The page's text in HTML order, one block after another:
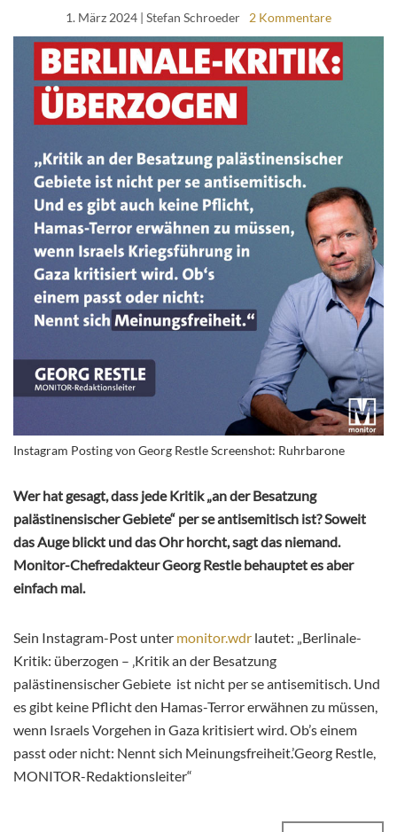
1. März 2024 | Stefan Schroeder 2 Kommentare
Instagram Posting von Georg Restle Screenshot: Ruhrbarone
Wer hat gesagt, dass jede Kritik „an der Besatzung
palästinensischer Gebiete“ per se antisemitisch ist? Soweit
das Auge blickt und das Ohr horcht, sagt das niemand.
Monitor-Chefredakteur Georg Restle behauptet es aber
einfach mal.
Sein Instagram-Post unter monitor.wdr lautet: „Berlinale-
Kritik: überzogen – ‚Kritik an der Besatzung
palästinensischer Gebiete ist nicht per se antisemitisch. Und
es gibt keine Pflicht den Hamas-Terror erwähnen zu müssen,
wenn Israels Vorgehen in Gaza kritisiert wird. Ob’s einem
passt oder nicht: Nennt sich Meinungsfreiheit.’Georg Restle,
MONITOR-Redaktionsleiter“